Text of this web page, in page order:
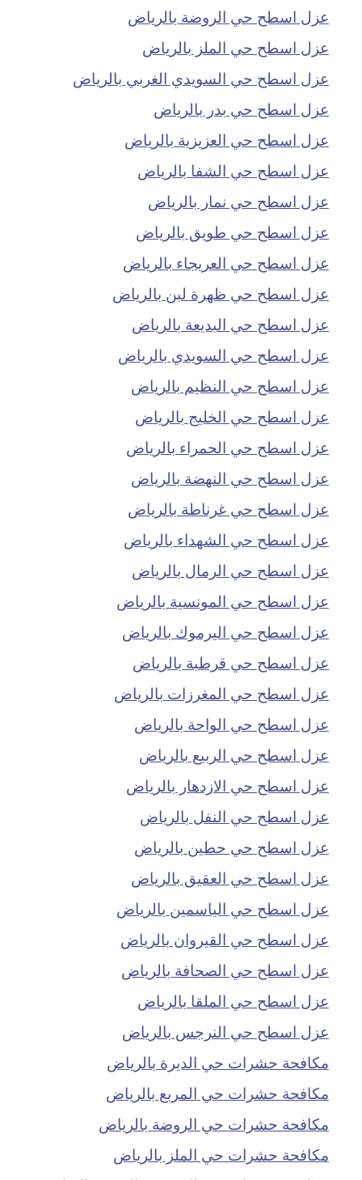
عزل اسطح حي الروضة بالرياض
عزل اسطح حي الملز بالرياض
عزل اسطح حي السويدي الغربي بالرياض
عزل اسطح حي بدر بالرياض
عزل اسطح حي العزيزية بالرياض
عزل اسطح حي الشفا بالرياض
عزل اسطح حي نمار بالرياض
عزل اسطح حي طويق بالرياض
عزل اسطح حي العريجاء بالرياض
عزل اسطح حي ظهرة لبن بالرياض
عزل اسطح حي البديعة بالرياض
عزل اسطح حي السويدي بالرياض
عزل اسطح حي النظيم بالرياض
عزل اسطح حي الخليج بالرياض
عزل اسطح حي الحمراء بالرياض
عزل اسطح حي النهضة بالرياض
عزل اسطح حي غرناطة بالرياض
عزل اسطح حي الشهداء بالرياض
عزل اسطح حي الرمال بالرياض
عزل اسطح حي المونسية بالرياض
عزل اسطح حي اليرموك بالرياض
عزل اسطح حي قرطبة بالرياض
عزل اسطح حي المغرزات بالرياض
عزل اسطح حي الواحة بالرياض
عزل اسطح حي الربيع بالرياض
عزل اسطح حي الازدهار بالرياض
عزل اسطح حي النفل بالرياض
عزل اسطح حي حطين بالرياض
عزل اسطح حي العقيق بالرياض
عزل اسطح حي الياسمين بالرياض
عزل اسطح حي القيروان بالرياض
عزل اسطح حي الصحافة بالرياض
عزل اسطح حي الملقا بالرياض
عزل اسطح حي النرجس بالرياض
مكافحة حشرات حي الديرة بالرياض
مكافحة حشرات حي المربع بالرياض
مكافحة حشرات حي الروضة بالرياض
مكافحة حشرات حي الملز بالرياض